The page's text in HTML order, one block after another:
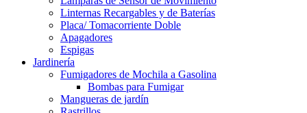
Linternas Recargables y de Baterías
Placa/ Tomacorriente Doble
Apagadores
Espigas
Jardinería
Fumigadores de Mochila a Gasolina
Bombas para Fumigar
Mangueras de jardín